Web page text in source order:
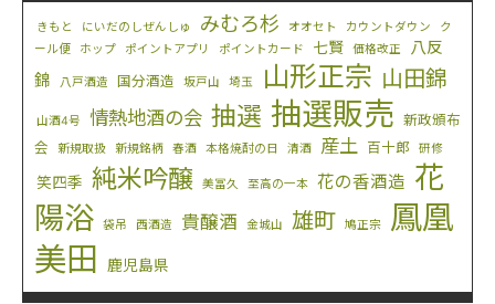
きもと にいだのしぜんしゅ みむろ杉 オオセト カウントダウン
ク
ール便
ホップ ポイントアプリ ポイントカード 七賢 価格改正
八反
錦
八戸酒造 国分酒造 坂戸山 埼玉 山形正宗 山田錦
山酒4号 情熱地酒の会 抽選 抽選販売 新政頒布
会
新規取扱 新規銘柄 春酒 本格焼酎の日 清酒 産土 百十郎 研修
笑四季 純米吟醸 美冨久 至高の一本 花の香酒造 花
陽浴
袋吊 西酒造 貴醸酒 金城山 雄町 鳩正宗
鳳凰
美田
鹿児島県